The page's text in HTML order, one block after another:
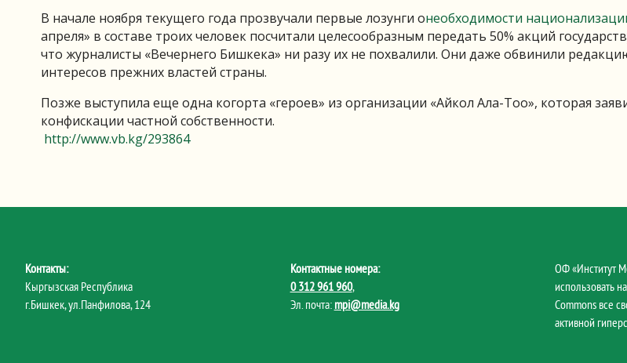
В начале ноября текущего года прозвучали первые лозунги онеобходимости
апреля» в составе троих человек посчитали целесообразным передать 50% акций
что журналисты «Вечернего Бишкека» ни разу их не похвалили. Они даже обвинили
интересов прежних властей страны.
Позже выступила еще одна когорта «героев» из организации «Айкол Ала-Тоо», которая
конфискации частной собственности.
http://www.vb.kg/293864
Контакты:
Кыргызская Республика
г.Бишкек, ул.Панфилова, 124
Контактные номера:
0 312 961 960,
Эл. почта: mpi@media.kg
ОФ «Институт
использовать
Commons все
активной